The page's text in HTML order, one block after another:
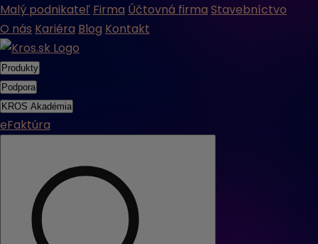
Malý podnikateľ Firma Účtovná firma Stavebníctvo
O nás Kariéra Blog Kontakt
Produkty
Podpora
KROS Akadémia
eFaktúra